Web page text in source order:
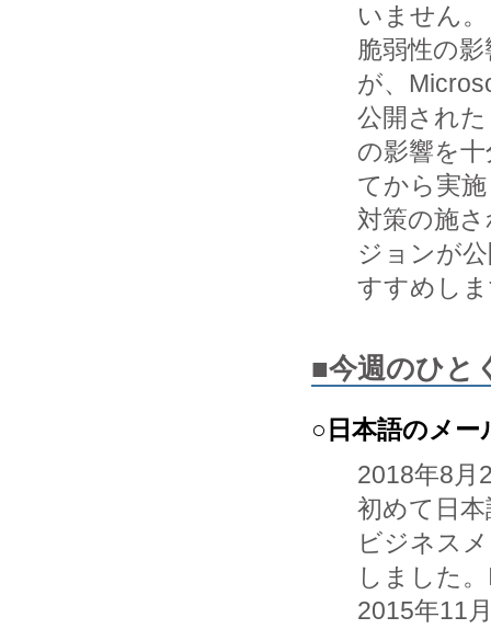
いません
脆弱性の
が、
公開され
の影響を
てから実
対策の施
ジョンが
すすめし
■今週のひと
○日本語のメ
2018年8月
初めて日
ビジネス
しました
2015年11